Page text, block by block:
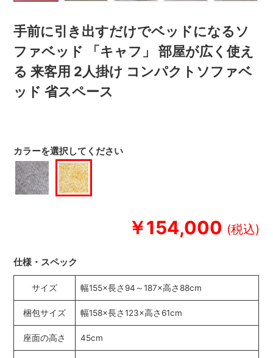
手前に引き出すだけでベッドになるソ
ファベッド 「キャフ」 部屋が広く使え
る 来客用 2人掛け コンパクトソファベ
ッド 省スペース
￥154,000
カラーを選択してください
仕様・スペック
サイズ 幅155×長さ94～187×高さ88cm
梱包サイズ 幅158×長さ123×高さ61cm
座面の高さ 45cm